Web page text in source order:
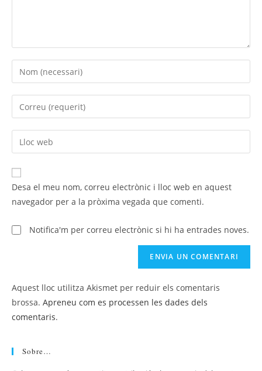
Desa el meu nom, correu electrònic i lloc web en aquest
navegador per a la pròxima vegada que comenti.
Notifica'm per correu electrònic si hi ha entrades noves.
Aquest lloc utilitza Akismet per reduir els comentaris
brossa. Apreneu com es processen les dades dels
comentaris.
Sobre…